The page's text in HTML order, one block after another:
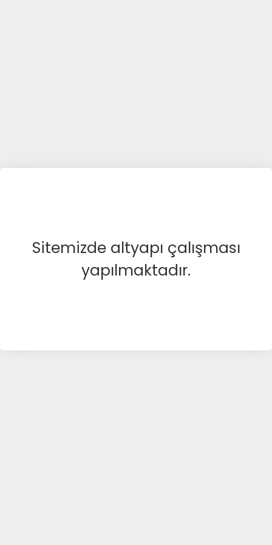
Sitemizde altyapı çalışması
yapılmaktadır.